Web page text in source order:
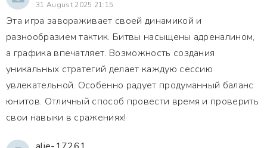
31 August 2025 21:15
Эта игра завораживает своей динамикой и
разнообразием тактик. Битвы насыщены адреналином,
а графика впечатляет. Возможность создания
уникальных стратегий делает каждую сессию
увлекательной. Особенно радует продуманный баланс
юнитов. Отличный способ провести время и проверить
свои навыки в сражениях!